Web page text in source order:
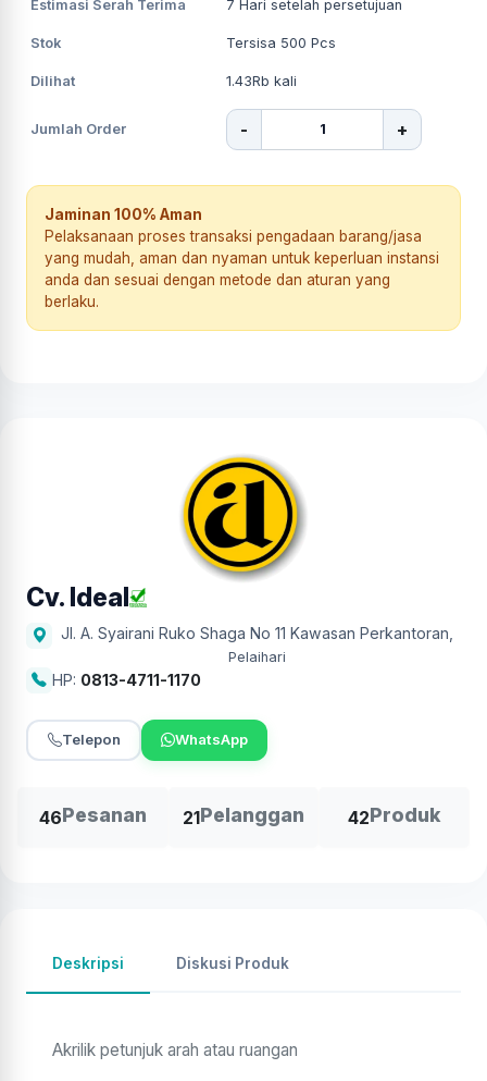
Estimasi Serah Terima 7 Hari setelah persetujuan
Stok Tersisa 500 Pcs
Dilihat 1.43Rb kali
Jumlah Order - +
Jaminan 100% Aman
Pelaksanaan proses transaksi pengadaan barang/jasa
yang mudah, aman dan nyaman untuk keperluan instansi
anda dan sesuai dengan metode dan aturan yang
berlaku.
Cv. Ideal
Jl. A. Syairani Ruko Shaga No 11 Kawasan Perkantoran
Pelaihari
HP: 0813-4711-1170
Telepon WhatsApp
46Pesanan 21Pelanggan 42Produk
Deskripsi Diskusi Produk
Akrilik petunjuk arah atau ruangan